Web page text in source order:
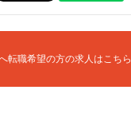
転職希望の方の求人はこちら